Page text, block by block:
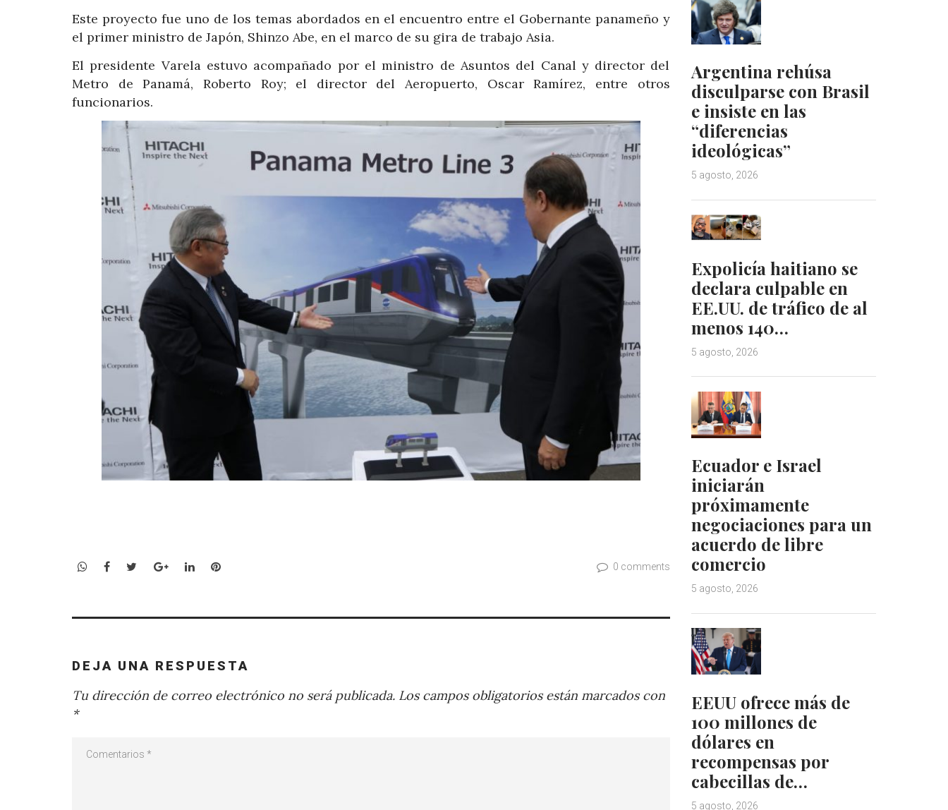
Este proyecto fue uno de los temas abordados en el encuentro entre el Gobernante panameño y
el primer ministro de Japón, Shinzo Abe, en el marco de su gira de trabajo Asia.
El presidente Varela estuvo acompañado por el ministro de Asuntos del Canal y director del
Metro de Panamá, Roberto Roy; el director del Aeropuerto, Oscar Ramírez, entre otros
funcionarios.
WhatsApp
Facebook
TwitterGoogle+LinkedInPinterest 0 comments
DEJA UNA RESPUESTA
Tu dirección de correo electrónico no será publicada. Los campos obligatorios están marcados con
*
Argentina rehúsa
disculparse con Brasil
e insiste en las
“diferencias
ideológicas”
5 agosto, 2026
Expolicía haitiano se
declara culpable en
EE.UU. de tráfico de al
menos 140…
5 agosto, 2026
Ecuador e Israel
iniciarán
próximamente
negociaciones para un
acuerdo de libre
comercio
5 agosto, 2026
EEUU ofrece más de
100 millones de
dólares en
recompensas por
cabecillas de…
5 agosto, 2026